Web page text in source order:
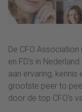
De CFO
en FD's in
aan ervaring, kennis
grootste peer to
door de top CFO's